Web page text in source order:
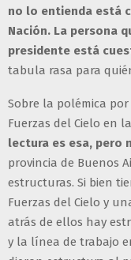
no lo entienda está
Nación. La persona
presidente está
tabula rasa para
Sobre la polémica
Fuerzas del Cielo en
lectura es esa, pero
provincia de Buenos
estructuras. Si bien
Fuerzas del Cielo y
atrás de ellos hay
y la línea de trabajo